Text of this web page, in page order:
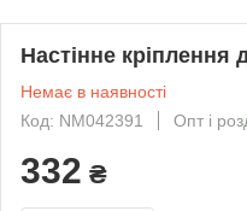
Настінне кріплення
Немає в наявності
Код: NM042391
Опт і
332 ₴